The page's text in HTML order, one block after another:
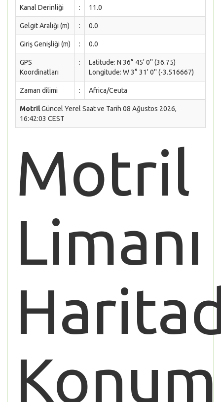
Kanal Derinliği : 11.0
Gelgit Aralığı (m) : 0.0
Giriş Genişliği (m) : 0.0
GPS
Koordinatları
:
Latitude: N 36° 45' 0'' (36.75)
Longitude: W 3° 31' 0'' (-3.516667)
Zaman dilimi : Africa/Ceuta
MotrilGüncel Yerel Saat ve Tarih 08 Ağustos 2026,
16:42:03 CEST
Motril
Limanı